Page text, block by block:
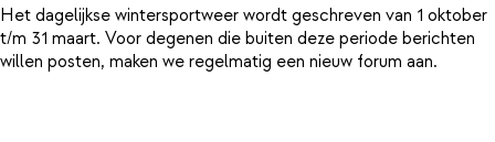
Het dagelijkse wintersportweer wordt geschreven van 1 oktober
t/m 31 maart. Voor degenen die buiten deze periode berichten
willen posten, maken we regelmatig een nieuw forum aan.